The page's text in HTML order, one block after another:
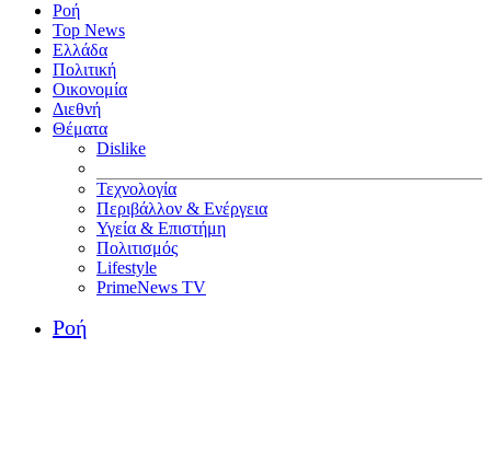
Ροή
Top News
Ελλάδα
Πολιτική
Οικονομία
Διεθνή
Θέματα
Dislike
Τεχνολογία
Περιβάλλον & Ενέργεια
Υγεία & Επιστήμη
Πολιτισμός
Lifestyle
PrimeNews TV
Ροή